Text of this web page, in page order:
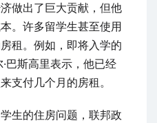
做出了巨大贡献，但他
。许多留学生甚至使用
租。例如，即将入学的
巴斯高里表示，他已经
支付几个月的房租。
生的住房问题，联邦政